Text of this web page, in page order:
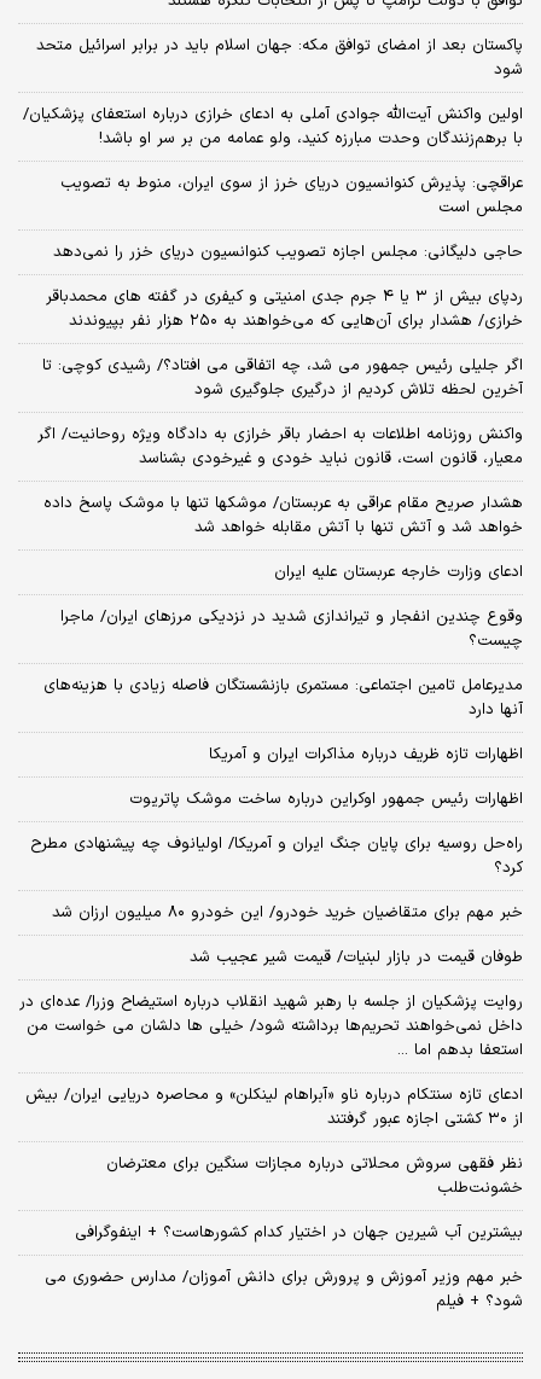
پاکستان بعد از امضای توافق مکه: جهان اسلام باید در برابر اسرائیل متحد
شود
اولین واکنش آیت‌الله جوادی آملی به ادعای خرازی درباره استعفای پزشکیان/
با برهم‌زنندگان وحدت مبارزه کنید، ولو عمامه من بر سر او باشد!
عراقچی: پذیرش کنوانسیون دریای خرز از سوی ایران، منوط به تصویب
مجلس است
حاجی دلیگانی: مجلس اجازه تصویب کنوانسیون دریای خزر را نمی‌دهد
ردپای بیش از ۳ یا ۴ جرم جدی امنیتی و کیفری در گفته های محمدباقر
خرازی/ هشدار برای آن‌هایی که می‌خواهند به ۲۵۰ هزار نفر بپیوندند
اگر جلیلی رئیس جمهور می شد، چه اتفاقی می افتاد؟/ رشیدی کوچی: تا
آخرین لحظه تلاش کردیم از درگیری جلوگیری شود
واکنش روزنامه اطلاعات به احضار باقر خرازی به دادگاه ویژه روحانیت/ اگر
معیار، قانون است، قانون نباید خودی و غیرخودی بشناسد
هشدار صریح مقام عراقی به عربستان/ موشکها تنها با موشک پاسخ داده
خواهد شد و آتش تنها با آتش مقابله خواهد شد
ادعای وزارت خارجه عربستان علیه ایران
وقوع چندین انفجار و تیراندازی شدید در نزدیکی مرز‌های ایران/ ماجرا
چیست؟
مدیرعامل تامین اجتماعی: مستمری بازنشستگان فاصله زیادی با هزینه‌های
آنها دارد
اظهارات تازه ظریف درباره مذاکرات ایران و آمریکا
اظهارات رئیس جمهور اوکراین درباره ساخت موشک پاتریوت
راه‌حل روسیه برای پایان جنگ ایران و آمریکا/ اولیانوف چه پیشنهادی مطرح
کرد؟
خبر مهم برای متقاضیان خرید خودرو/ این خودرو ۸۰ میلیون ارزان شد
طوفان قیمت در بازار لبنیات/ قیمت شیر عجیب شد
روایت پزشکیان از جلسه با رهبر شهید انقلاب درباره استیضاح وزرا/ عده‌ای در
داخل نمی‌خواهند تحریم‌ها برداشته شود/ خیلی ها دلشان می خواست من
استعفا بدهم اما ...
ادعای تازه سنتکام درباره ناو «آبراهام لینکلن» و محاصره دریایی ایران/ بیش
از ۳۰ کشتی اجازه عبور گرفتند
نظر فقهی سروش محلاتی درباره مجازات سنگین برای معترضان
خشونت‌طلب
بیشترین آب شیرین جهان در اختیار کدام کشورهاست؟ + اینفوگرافی
خبر مهم وزیر آموزش و پرورش برای دانش آموزان/ مدارس حضوری می
شود؟ + فیلم